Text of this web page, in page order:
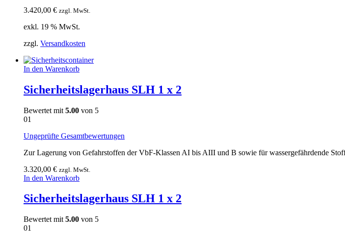
3.420,00 € zzgl. MwSt.
exkl. 19 % MwSt.
zzgl. Versandkosten
In den Warenkorb
Sicherheitslagerhaus SLH 1 x 2
Bewertet mit 5.00 von 5
01
Ungeprüfte Gesamtbewertungen
Zur Lagerung von Gefahrstoffen der VbF-Klassen AI bis AIII und B sowie für wassergefährdende
3.320,00 € zzgl. MwSt.
In den Warenkorb
Sicherheitslagerhaus SLH 1 x 2
Bewertet mit 5.00 von 5
01